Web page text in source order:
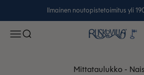
Siirry sisältöönIlmainen noutopistetoimitus yli
Avaa navigointivalikko
Avaa haku Ruskovilla
Mittataulukko -